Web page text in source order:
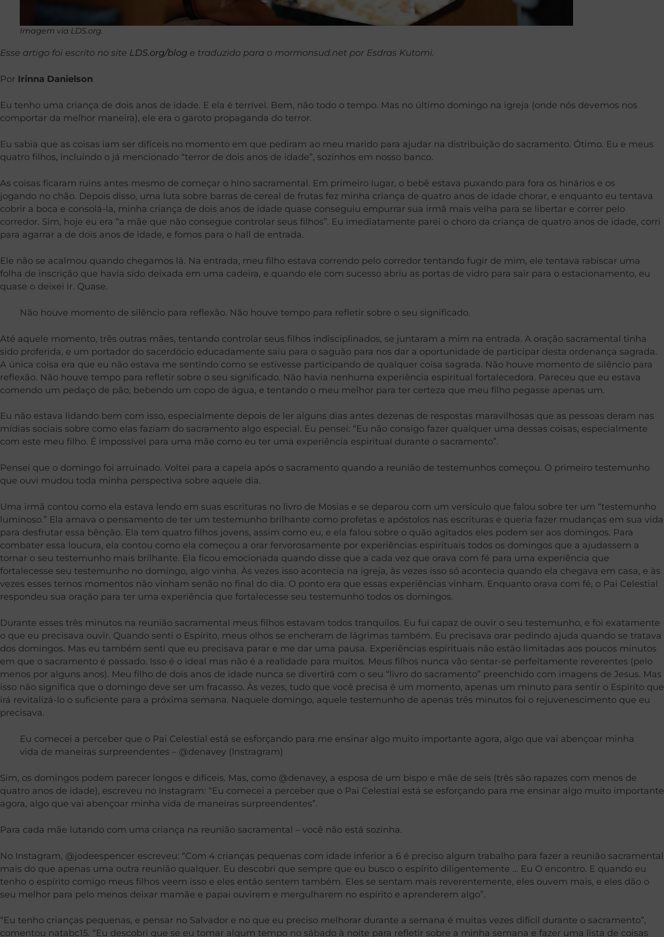
Imagem via LDS.org.
Esse artigo foi escrito no site LDS.org/blog e traduzido para o mormonsud.net por Esdras Kutomi.
Por Irinna Danielson
Eu tenho uma criança de dois anos de idade. E ela é terrível. Bem, não todo o tempo. Mas no último domingo na igreja (onde nós devemos nos
comportar da melhor maneira), ele era o garoto propaganda do terror.
Eu sabia que as coisas iam ser difíceis no momento em que pediram ao meu marido para ajudar na distribuição do sacramento. Ótimo. Eu e meus
quatro filhos, incluindo o já mencionado “terror de dois anos de idade”, sozinhos em nosso banco.
As coisas ficaram ruins antes mesmo de começar o hino sacramental. Em primeiro lugar, o bebê estava puxando para fora os hinários e os
jogando no chão. Depois disso, uma luta sobre barras de cereal de frutas fez minha criança de quatro anos de idade chorar, e enquanto eu tentava
cobrir a boca e consolá-la, minha criança de dois anos de idade quase conseguiu empurrar sua irmã mais velha para se libertar e correr pelo
corredor. Sim, hoje eu era “a mãe que não consegue controlar seus filhos”. Eu imediatamente parei o choro da criança de quatro anos de idade, corri
para agarrar a de dois anos de idade, e fomos para o hall de entrada.
Ele não se acalmou quando chegamos lá. Na entrada, meu filho estava correndo pelo corredor tentando fugir de mim, ele tentava rabiscar uma
folha de inscrição que havia sido deixada em uma cadeira, e quando ele com sucesso abriu as portas de vidro para sair para o estacionamento, eu
quase o deixei ir. Quase.
Não houve momento de silêncio para reflexão. Não houve tempo para refletir sobre o seu significado.
Até aquele momento, três outras mães, tentando controlar seus filhos indisciplinados, se juntaram a mim na entrada. A oração sacramental tinha
sido proferida, e um portador do sacerdócio educadamente saiu para o saguão para nos dar a oportunidade de participar desta ordenança sagrada.
A única coisa era que eu não estava me sentindo como se estivesse participando de qualquer coisa sagrada. Não houve momento de silêncio para
reflexão. Não houve tempo para refletir sobre o seu significado. Não havia nenhuma experiência espiritual fortalecedora. Pareceu que eu estava
comendo um pedaço de pão, bebendo um copo de água, e tentando o meu melhor para ter certeza que meu filho pegasse apenas um.
Eu não estava lidando bem com isso, especialmente depois de ler alguns dias antes dezenas de respostas maravilhosas que as pessoas deram nas
mídias sociais sobre como elas faziam do sacramento algo especial. Eu pensei: “Eu não consigo fazer qualquer uma dessas coisas, especialmente
com este meu filho. É impossível para uma mãe como eu ter uma experiência espiritual durante o sacramento”.
Pensei que o domingo foi arruinado. Voltei para a capela após o sacramento quando a reunião de testemunhos começou. O primeiro testemunho
que ouvi mudou toda minha perspectiva sobre aquele dia.
Uma irmã contou como ela estava lendo em suas escrituras no livro de Mosias e se deparou com um versículo que falou sobre ter um “testemunho
luminoso.” Ela amava o pensamento de ter um testemunho brilhante como profetas e apóstolos nas escrituras e queria fazer mudanças em sua vida
para desfrutar essa bênção. Ela tem quatro filhos jovens, assim como eu, e ela falou sobre o quão agitados eles podem ser aos domingos. Para
combater essa loucura, ela contou como ela começou a orar fervorosamente por experiências espirituais todos os domingos que a ajudassem a
tornar o seu testemunho mais brilhante. Ela ficou emocionada quando disse que a cada vez que orava com fé para uma experiência que
fortalecesse seu testemunho no domingo, algo vinha. Às vezes isso acontecia na igreja, às vezes isso só acontecia quando ela chegava em casa, e às
vezes esses ternos momentos não vinham senão no final do dia. O ponto era que essas experiências vinham. Enquanto orava com fé, o Pai Celestial
respondeu sua oração para ter uma experiência que fortalecesse seu testemunho todos os domingos.
Durante esses três minutos na reunião sacramental meus filhos estavam todos tranquilos. Eu fui capaz de ouvir o seu testemunho, e foi exatamente
o que eu precisava ouvir. Quando senti o Espírito, meus olhos se encheram de lágrimas também. Eu precisava orar pedindo ajuda quando se tratava
dos domingos. Mas eu também senti que eu precisava parar e me dar uma pausa. Experiências espirituais não estão limitadas aos poucos minutos
em que o sacramento é passado. Isso é o ideal mas não é a realidade para muitos. Meus filhos nunca vão sentar-se perfeitamente reverentes (pelo
menos por alguns anos). Meu filho de dois anos de idade nunca se divertirá com o seu “livro do sacramento” preenchido com imagens de Jesus. Mas
isso não significa que o domingo deve ser um fracasso. Às vezes, tudo que você precisa é um momento, apenas um minuto para sentir o Espírito que
irá revitalizá-lo o suficiente para a próxima semana. Naquele domingo, aquele testemunho de apenas três minutos foi o rejuvenescimento que eu
precisava.
Eu comecei a perceber que o Pai Celestial está se esforçando para me ensinar algo muito importante agora, algo que vai abençoar minha
vida de maneiras surpreendentes – @denavey (Instragram)
Sim, os domingos podem parecer longos e difíceis. Mas, como @denavey, a esposa de um bispo e mãe de seis (três são rapazes com menos de
quatro anos de idade), escreveu no Instagram: “Eu comecei a perceber que o Pai Celestial está se esforçando para me ensinar algo muito importante
agora, algo que vai abençoar minha vida de maneiras surpreendentes”.
Para cada mãe lutando com uma criança na reunião sacramental – você não está sozinha.
No Instagram, @jodeespencer escreveu: “Com 4 crianças pequenas com idade inferior a 6 é preciso algum trabalho para fazer a reunião sacramental
mais do que apenas uma outra reunião qualquer. Eu descobri que sempre que eu busco o espírito diligentemente … Eu O encontro. E quando eu
tenho o espírito comigo meus filhos veem isso e eles então sentem também. Eles se sentam mais reverentemente, eles ouvem mais, e eles dão o
seu melhor para pelo menos deixar mamãe e papai ouvirem e mergulharem no espírito e aprenderem algo”.
“Eu tenho crianças pequenas, e pensar no Salvador e no que eu preciso melhorar durante a semana é muitas vezes difícil durante o sacramento”,
comentou natabc15. “Eu descobri que se eu tomar algum tempo no sábado à noite para refletir sobre a minha semana e fazer uma lista de coisas